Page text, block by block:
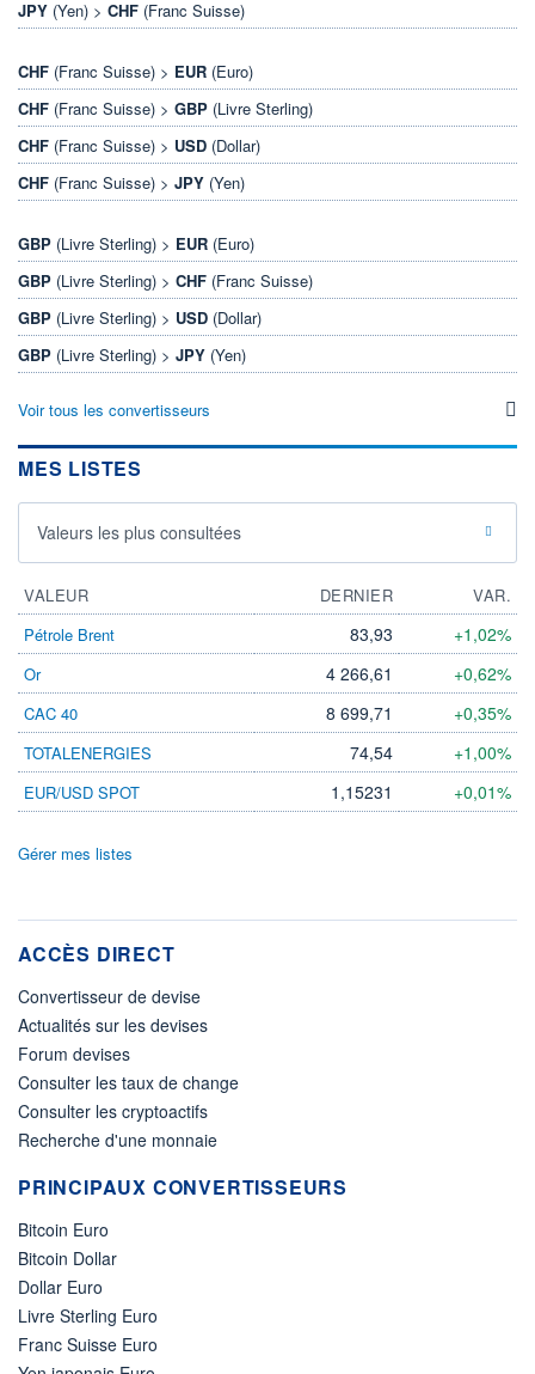
JPY (Yen) > CHF (Franc Suisse)
CHF (Franc Suisse) > EUR (Euro)
CHF (Franc Suisse) > GBP (Livre Sterling)
CHF (Franc Suisse) > USD (Dollar)
CHF (Franc Suisse) > JPY (Yen)
GBP (Livre Sterling) > EUR (Euro)
GBP (Livre Sterling) > CHF (Franc Suisse)
GBP (Livre Sterling) > USD (Dollar)
GBP (Livre Sterling) > JPY (Yen)
Voir tous les convertisseurs
MES LISTES
Valeurs les plus consultées
VALEUR DERNIER
VAR.
Pétrole Brent
83,93 +1,02%
Or 4 266,61 +0,62%
CAC 40 8 699,71 +0,35%
TOTALENERGIES 74,54 +1,00%
EUR/USD SPOT 1,15231 +0,01%
Gérer mes listes
ACCÈS DIRECT
Convertisseur de devise
Actualités sur les devises
Forum devises
Consulter les taux de change
Consulter les cryptoactifs
Recherche d'une monnaie
PRINCIPAUX CONVERTISSEURS
Bitcoin Euro
Bitcoin Dollar
Dollar Euro
Livre Sterling Euro
Franc Suisse Euro